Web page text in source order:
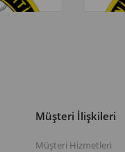
Müşteri İlişkileri
Müşteri Hizmetleri